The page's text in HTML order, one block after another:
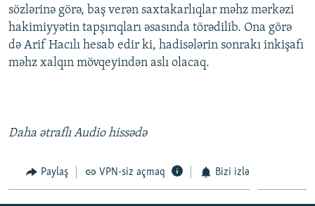
sözlərinə görə, baş verən saxtakarlıqlar məhz mərkəzi
hakimiyyətin tapşırıqları əsasında törədilib. Ona görə
də Arif Hacılı hesab edir ki, hadisələrin sonrakı inkişafı
məhz xalqın mövqeyindən aslı olacaq.
Daha ətraflı Audio hissədə
Paylaş VPN-siz açmaq Bizi izlə